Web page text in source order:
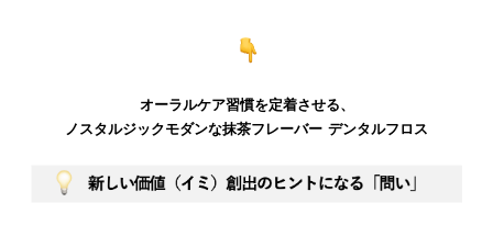
オーラルケア習慣を定着させる、
ノスタルジックモダンな抹茶フレーバー デンタルフロス